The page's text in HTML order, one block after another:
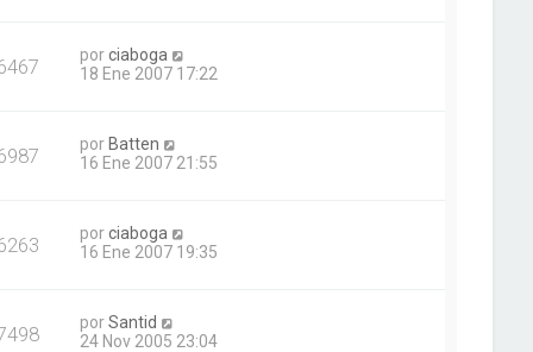
porciaboga
18 Ene 2007 17:22
porBatten
16 Ene 2007 21:55
porciaboga
16 Ene 2007 19:35
porSantid
24 Nov 2005 23:04